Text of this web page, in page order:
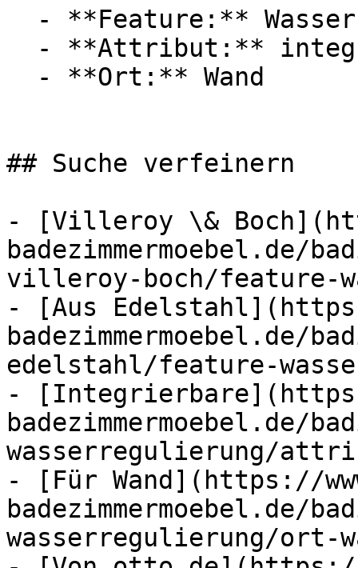
## Suche verfeinern
- [Villeroy \&
badezimmermoebel.de/
villeroy-boch/feature-
- [Aus
edelstahl/feature-
-
wasserregulierung/
- [Für Wand](https://
wasserregulierung/ort-